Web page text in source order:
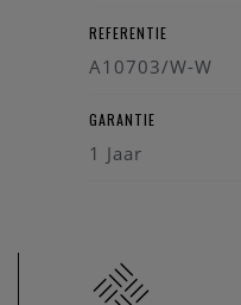
REFERENTIE
A10703/W-W
GARANTIE
1 Jaar